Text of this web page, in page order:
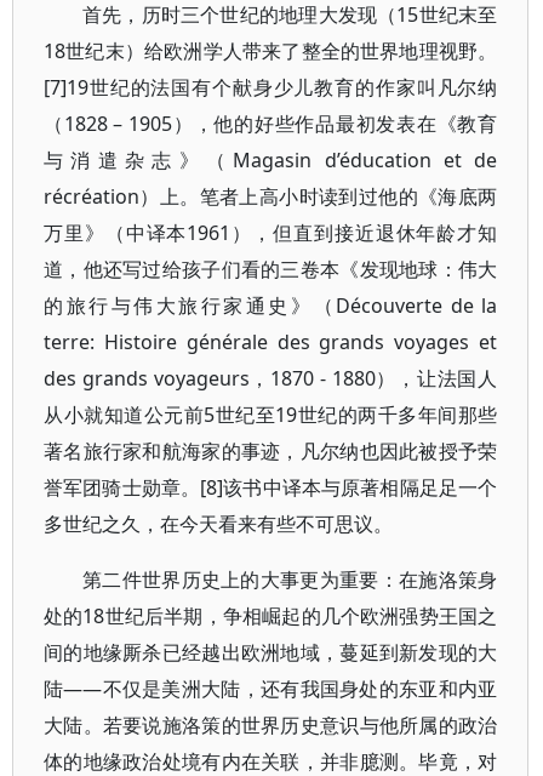
首先，历时三个世纪的地理大发现（15世纪末至
18世纪末）给欧洲学人带来了整全的世界地理视野。
[7]19世纪的法国有个献身少儿教育的作家叫凡尔纳
（1828 – 1905），他的好些作品最初发表在《教育
与消遣杂志》（Magasin d’éducation et de
récréation）上。笔者上高小时读到过他的《海底两
万里》（中译本1961），但直到接近退休年龄才知
道，他还写过给孩子们看的三卷本《发现地球：伟大
的旅行与伟大旅行家通史》（Découverte de la
terre: Histoire générale des grands voyages et
des grands voyageurs，1870 - 1880），让法国人
从小就知道公元前5世纪至19世纪的两千多年间那些
著名旅行家和航海家的事迹，凡尔纳也因此被授予荣
誉军团骑士勋章。[8]该书中译本与原著相隔足足一个
多世纪之久，在今天看来有些不可思议。
第二件世界历史上的大事更为重要：在施洛策身
处的18世纪后半期，争相崛起的几个欧洲强势王国之
间的地缘厮杀已经越出欧洲地域，蔓延到新发现的大
陆——不仅是美洲大陆，还有我国身处的东亚和内亚
大陆。若要说施洛策的世界历史意识与他所属的政治
体的地缘政治处境有内在关联，并非臆测。毕竟，对